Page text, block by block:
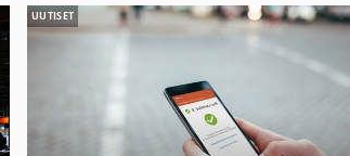
UUTISET